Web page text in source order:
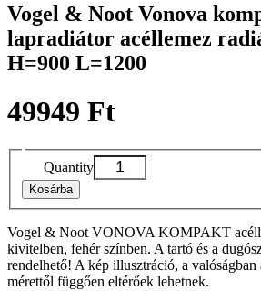
Vogel & Noot Vonova
lapradiátor acéllemez
H=900 L=1200
49949 Ft
Quantity
Kosárba
Vogel & Noot VONOVA KOMPAKT
kivitelben, fehér színben. A tartó és a
rendelhető! A kép illusztráció, a valóságban
mérettől függően eltérőek lehetnek.